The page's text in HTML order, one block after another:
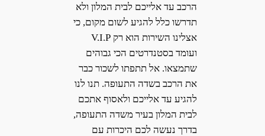
הרכב עד אלייכם לבית המלון ולא
תדרשו כלל להגיע לשום מקום, כי
אצלינו השירות הוא רק V.I.P
ועומד בסטנדרטים הכי גבוהים
שתמצאו. אל תתפתו לשכור כבר
את הרכב בשדה התעופה. תנו לנו
להגיע עד אלייכם ולאסוף אתכם
לבית המלון בעיר משדה התעופה,
בדרך נעשה לכם היכרות עם